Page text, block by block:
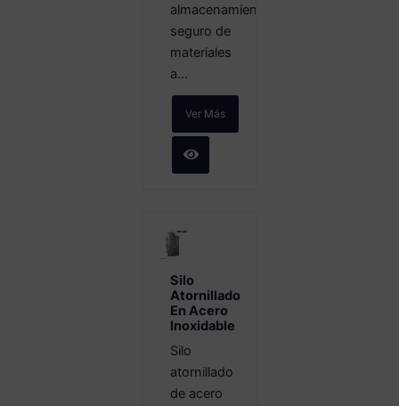
almacenamiento
seguro de
materiales
a...
Ver Más
Silo
Atornillado
En Acero
Inoxidable
Silo
atornillado
de acero